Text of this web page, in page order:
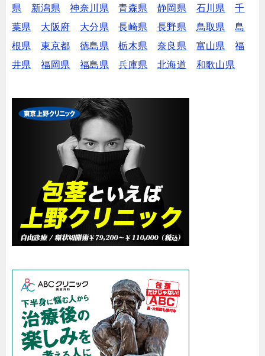
県
新潟県 神奈川県 青森県 静岡県 石川県
千
葉県
大阪府 大分県 長崎県 長野県 鳥取県
島
根県
東京都 徳島県 栃木県 奈良県 富山県
福
井県
福岡県 福島県 兵庫県 北海道 和歌山県